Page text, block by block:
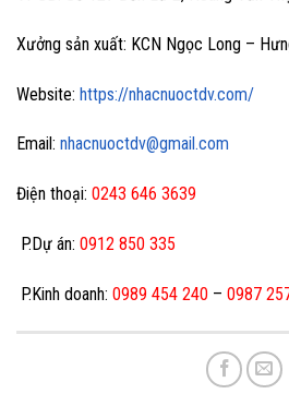
Xưởng sản xuất: KCN Ngọc Long –
Website: https://nhacnuoctdv.com/
Email: nhacnuoctdv@gmail.com
Điện thoại: 0243 646 3639
P.Dự án: 0912 850 335
P.Kinh doanh: 0989 454 240 – 0987